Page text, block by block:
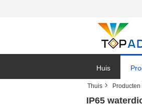
Huis
Thuis Producten
IP65